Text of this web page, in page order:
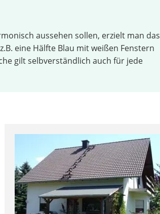
aussehen sollen, erzielt man das
eine Hälfte Blau mit weißen Fenstern
gilt selbverständlich auch für jede